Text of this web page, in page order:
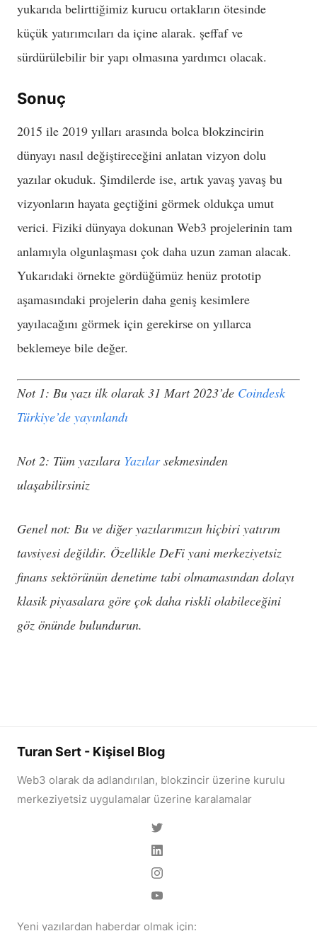
yukarıda belirttiğimiz kurucu ortakların ötesinde
küçük yatırımcıları da içine alarak. şeffaf ve
sürdürülebilir bir yapı olmasına yardımcı olacak.
Sonuç
2015 ile 2019 yılları arasında bolca blokzincirin
dünyayı nasıl değiştireceğini anlatan vizyon dolu
yazılar okuduk. Şimdilerde ise, artık yavaş yavaş bu
vizyonların hayata geçtiğini görmek oldukça umut
verici. Fiziki dünyaya dokunan Web3 projelerinin tam
anlamıyla olgunlaşması çok daha uzun zaman alacak.
Yukarıdaki örnekte gördüğümüz henüz prototip
aşamasındaki projelerin daha geniş kesimlere
yayılacağını görmek için gerekirse on yıllarca
beklemeye bile değer.
Not 1: Bu yazı ilk olarak 31 Mart 2023’de Coindesk
Türkiye’de yayınlandı
Not 2: Tüm yazılara Yazılarsekmesinden
ulaşabilirsiniz
Genel not: Bu ve diğer yazılarımızın hiçbiri yatırım
tavsiyesi değildir. Özellikle DeFi yani merkeziyetsiz
finans sektörünün denetime tabi olmamasından dolayı
klasik piyasalara göre çok daha riskli olabileceğini
göz önünde bulundurun.
Turan Sert - Kişisel Blog
Web3 olarak da adlandırılan, blokzincir üzerine kurulu
merkeziyetsiz uygulamalar üzerine karalamalar
Yeni yazılardan haberdar olmak için: